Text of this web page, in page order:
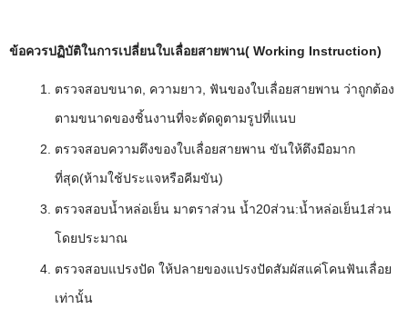
ข้อควรปฏิบัติในการเปลี่ยนใบเลื่อยสายพาน( Working Instruction)
ตรวจสอบขนาด, ความยาว, ฟันของใบเลื่อยสายพาน ว่าถูกต้อง
ตามขนาดของชิ้นงานที่จะตัดดูตามรูปที่แนบ
ตรวจสอบความตึงของใบเลื่อยสายพาน ขันให้ตึงมือมาก
ที่สุด(ห้ามใช้ประแจหรือคีมขัน)
ตรวจสอบน้ำหล่อเย็น มาตราส่วน น้ำ20ส่วน:น้ำหล่อเย็น1ส่วน
โดยประมาณ
ตรวจสอบแปรงปัด ให้ปลายของแปรงปัดสัมผัสแค่โคนฟันเลื่อย
เท่านั้น